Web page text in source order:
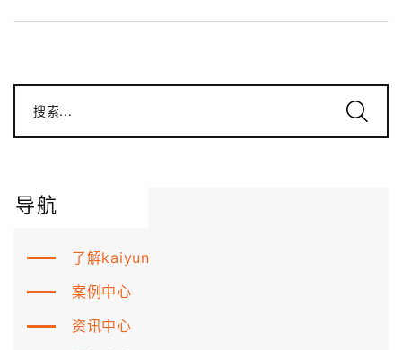
搜索...
导航
了解kaiyun
案例中心
资讯中心